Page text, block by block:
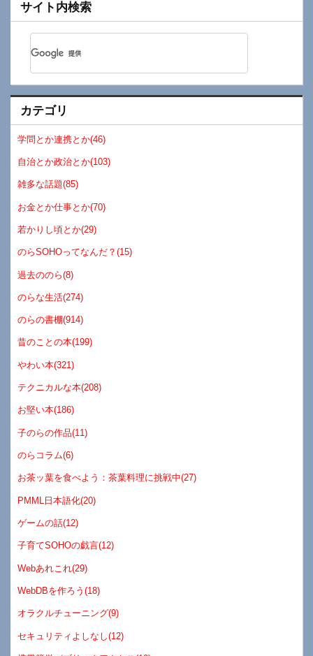
サイト内検索
カテゴリ
学問とか連携とか(46)
自治とか政治とか(103)
雑多な話題(85)
お金とか仕事とか(70)
若かりし頃とか(29)
のらSOHOってなんだ？(15)
過去ののら(8)
のらな生活(274)
のらの書棚(914)
昔のことの本(199)
やわい本(321)
テクニカルな本(208)
お堅い本(186)
子のらの作品(11)
のらコラム(6)
お茶ッ葉を食べよう：茶葉料理に挑戦中(27)
PMML日本語化(20)
ゲームの話(12)
子育てSOHOの戯言(12)
Webあれこれ(29)
WebDBを作ろう(18)
オラクルチューニング(9)
セキュリティよしなし(12)